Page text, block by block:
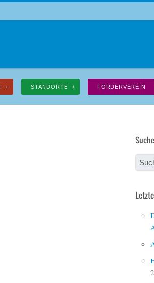
STANDORTE FÖRDERVEREIN
Suche